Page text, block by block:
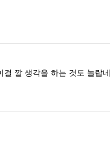
깔 생각을 하는 것도 놀랍네